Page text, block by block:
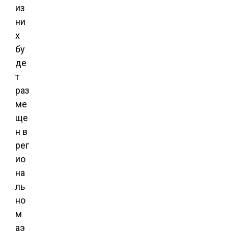
из
ни
х
бу
де
т
раз
ме
ще
н в
рег
ио
на
ль
но
м
аэ